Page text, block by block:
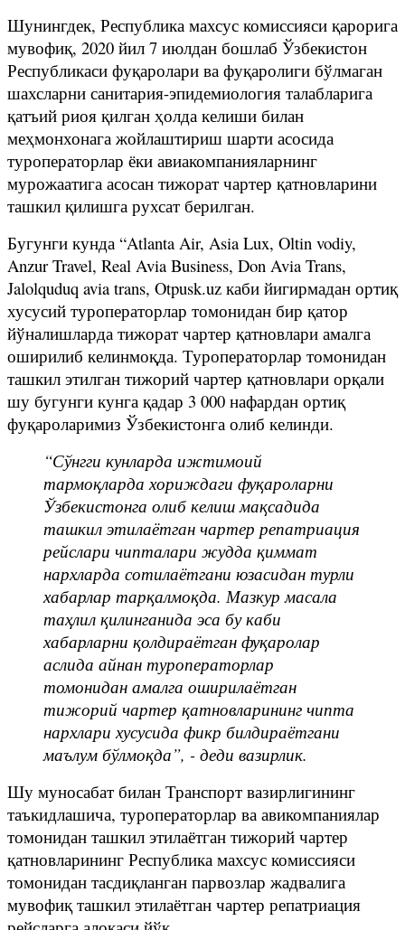
Шунингдек, Республика махсус комиссияси қарорига
мувофиқ, 2020 йил 7 июлдан бошлаб Ўзбекистон
Республикаси фуқаролари ва фуқаролиги бўлмаган
шахсларни санитария-эпидемиология талабларига
қатъий риоя қилган ҳолда келиши билан
меҳмонхонага жойлаштириш шарти асосида
туроператорлар ёки авиакомпанияларнинг
мурожаатига асосан тижорат чартер қатновларини
ташкил қилишга рухсат берилган.
Бугунги кунда “Atlanta Air, Asia Lux, Oltin vodiy,
Anzur Travel, Real Avia Business, Don Avia Trans,
Jalolquduq avia trans, Otpusk.uz каби йигирмадан ортиқ
хусусий туроператорлар томонидан бир қатор
йўналишларда тижорат чартер қатновлари амалга
оширилиб келинмоқда. Туроператорлар томонидан
ташкил этилган тижорий чартер қатновлари орқали
шу бугунги кунга қадар 3 000 нафардан ортиқ
фуқароларимиз Ўзбекистонга олиб келинди.
“Сўнгги кунларда ижтимоий
тармоқларда хориждаги фуқароларни
Ўзбекистонга олиб келиш мақсадида
ташкил этилаётган чартер репатриация
рейслари чипталари жудда қиммат
нархларда сотилаётгани юзасидан турли
хабарлар тарқалмоқда. Мазкур масала
таҳлил қилинганида эса бу каби
хабарларни қолдираётган фуқаролар
аслида айнан туроператорлар
томонидан амалга оширилаётган
тижорий чартер қатновларининг чипта
нархлари хусусида фикр билдираётгани
маълум бўлмоқда”, - деди вазирлик.
Шу муносабат билан Транспорт вазирлигининг
таъкидлашича, туроператорлар ва авикомпаниялар
томонидан ташкил этилаётган тижорий чартер
қатновларининг Республика махсус комиссияси
томонидан тасдиқланган парвозлар жадвалига
мувофиқ ташкил этилаётган чартер репатриация